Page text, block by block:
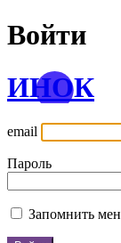
Войти
ИНОК
email
Пароль
Запомнить